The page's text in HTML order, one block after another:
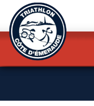
Panneau de gestion des